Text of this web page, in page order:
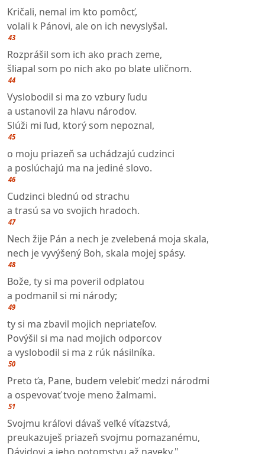
Kričali, nemal im kto pomôcť,
volali k Pánovi, ale on ich nevyslyšal.
43
Rozprášil som ich ako prach zeme,
šliapal som po nich ako po blate uličnom.
44
Vyslobodil si ma zo vzbury ľudu
a ustanovil za hlavu národov.
Slúži mi ľud, ktorý som nepoznal,
45
o moju priazeň sa uchádzajú cudzinci
a poslúchajú ma na jediné slovo.
46
Cudzinci blednú od strachu
a trasú sa vo svojich hradoch.
47
Nech žije Pán a nech je zvelebená moja skala,
nech je vyvýšený Boh, skala mojej spásy.
48
Bože, ty si ma poveril odplatou
a podmanil si mi národy;
49
ty si ma zbavil mojich nepriateľov.
Povýšil si ma nad mojich odporcov
a vyslobodil si ma z rúk násilníka.
50
Preto ťa, Pane, budem velebiť medzi národmi
a ospevovať tvoje meno žalmami.
51
Svojmu kráľovi dávaš veľké víťazstvá,
preukazuješ priazeň svojmu pomazanému,
Dávidovi a jeho potomstvu až naveky."